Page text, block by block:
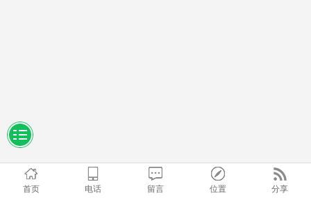
首页 电话 留言 位置 分享